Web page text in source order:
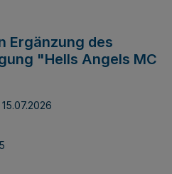
Ergänzung des
"Hells Angels MC
15.07.2026